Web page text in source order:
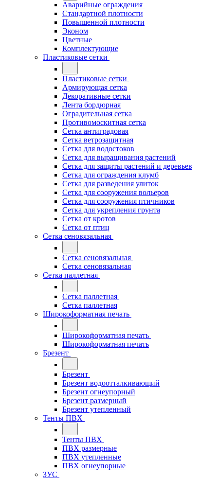
Аварийные ограждения
Стандартной плотности
Повышенной плотности
Эконом
Цветные
Комплектующие
Пластиковые сетки
Пластиковые сетки
Армирующая сетка
Декоративные сетки
Лента бордюрная
Оградительная сетка
Противомоскитная сетка
Сетка антиградовая
Сетка ветрозащитная
Сетка для водостоков
Сетка для выращивания растений
Сетка для защиты растений и деревьев
Сетка для ограждения клумб
Сетка для разведения улиток
Сетка для сооружения вольеров
Сетка для сооружения птичников
Сетка для укрепления грунта
Сетка от кротов
Сетка от птиц
Сетка сеновязальная
Сетка сеновязальная
Сетка сеновязальная
Сетка паллетная
Сетка паллетная
Сетка паллетная
Широкоформатная печать
Широкоформатная печать
Широкоформатная печать
Брезент
Брезент
Брезент водоотталкивающий
Брезент огнеупорный
Брезент размерный
Брезент утепленный
Тенты ПВХ
Тенты ПВХ
ПВХ размерные
ПВХ утепленные
ПВХ огнеупорные
ЗУС